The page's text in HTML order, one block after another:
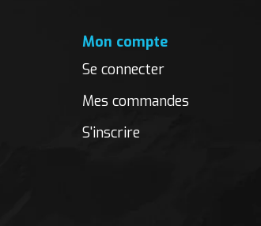
Mon compte
Se connecter
Mes commandes
S'inscrire